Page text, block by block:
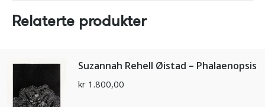
Relaterte produkter
Suzannah Rehell Øistad – Phalaenopsis
kr 1.800,00